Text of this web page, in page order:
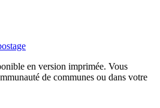
en version imprimée. Vous
de communes ou dans votre